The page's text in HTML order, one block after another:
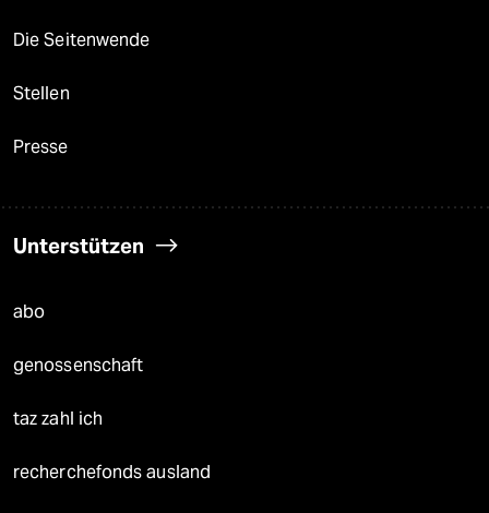
Die Seitenwende
Stellen
Presse
Unterstützen
abo
genossenschaft
taz zahl ich
recherchefonds ausland